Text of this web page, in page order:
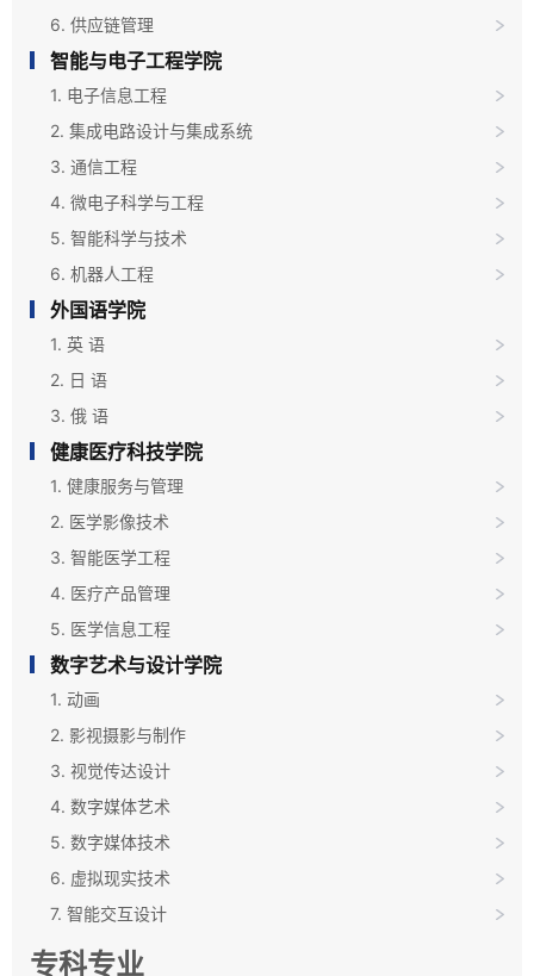
6. 供应链管理
智能与电子工程学院
1. 电子信息工程
2. 集成电路设计与集成系统
3. 通信工程
4. 微电子科学与工程
5. 智能科学与技术
6. 机器人工程
外国语学院
1. 英 语
2. 日 语
3. 俄 语
健康医疗科技学院
1. 健康服务与管理
2. 医学影像技术
3. 智能医学工程
4. 医疗产品管理
5. 医学信息工程
数字艺术与设计学院
1. 动画
2. 影视摄影与制作
3. 视觉传达设计
4. 数字媒体艺术
5. 数字媒体技术
6. 虚拟现实技术
7. 智能交互设计
专科专业